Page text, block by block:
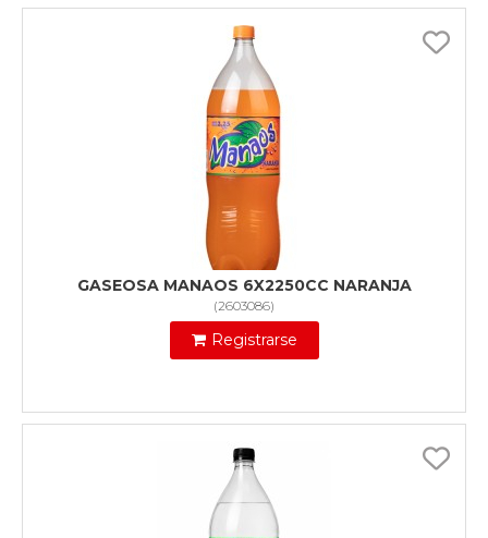
GASEOSA MANAOS 6X2250CC NARANJA
(2603086)
Registrarse